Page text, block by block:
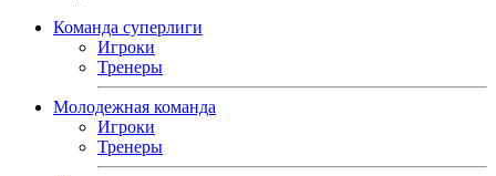
Команда суперлиги
Игроки
Тренеры
Молодежная команда
Игроки
Тренеры